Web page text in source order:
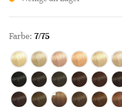
Farbe: 7/75